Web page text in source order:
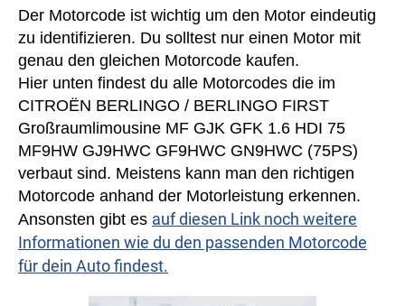
Der Motorcode ist wichtig um den Motor eindeutig
zu identifizieren. Du solltest nur einen Motor mit
genau den gleichen Motorcode kaufen.
Hier unten findest du alle Motorcodes die im
CITROËN BERLINGO / BERLINGO FIRST
Großraumlimousine MF GJK GFK 1.6 HDI 75
MF9HW GJ9HWC GF9HWC GN9HWC (75PS)
verbaut sind. Meistens kann man den richtigen
Motorcode anhand der Motorleistung erkennen.
Ansonsten gibt es auf diesen Link noch weitere
Informationen wie du den passenden Motorcode
für dein Auto findest.